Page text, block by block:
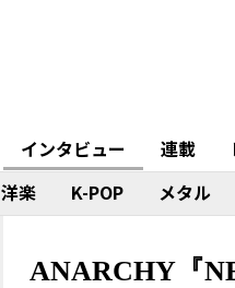
インタビュー 連載
洋楽 K-POP メタル
ANARCHY『